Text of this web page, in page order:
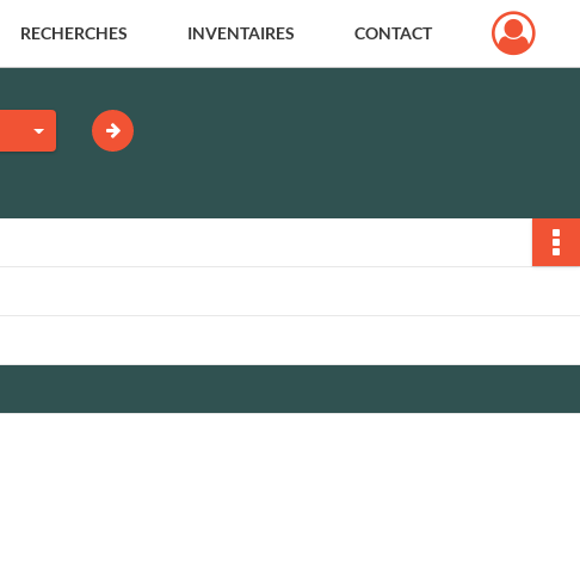
RECHERCHES INVENTAIRES CONTACT